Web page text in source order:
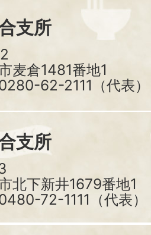
支所
麦倉1481番地1
62-2111（代表）
支所
北下新井1679番地1
72-1111（代表）